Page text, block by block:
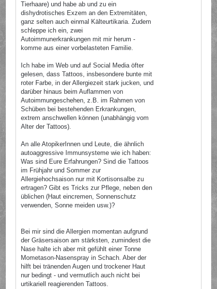
Tierhaare) und habe ab und zu ein
dishydrotisches Exzem an den Extremitäten,
ganz selten auch einmal Kälteurtikaria. Zudem
schleppe ich ein, zwei
Autoimmunerkrankungen mit mir herum -
komme aus einer vorbelasteten Familie.
Ich habe im Web und auf Social Media öfter
gelesen, dass Tattoos, insbesondere bunte mit
roter Farbe, in der Allergiezeit stark jucken, und
darüber hinaus beim Auflammen von
Autoimmungeschehen, z.B. im Rahmen von
Schüben bei bestehenden Erkrankungen,
extrem anschwellen können (unabhängig vom
Alter der Tattoos).
An alle AtopikerInnen und Leute, die ähnlich
autoaggressive Immunsysteme wie ich haben:
Was sind Eure Erfahrungen? Sind die Tattoos
im Frühjahr und Sommer zur
Allergiehochsaison nur mit Kortisonsalbe zu
ertragen? Gibt es Tricks zur Pflege, neben den
üblichen (Haut eincremen, Sonnenschutz
verwenden, Sonne meiden usw.)?
Bei mir sind die Allergien momentan aufgrund
der Gräsersaison am stärksten, zumindest die
Nase halte ich aber mit gefühlt einer Tonne
Mometason-Nasenspray in Schach. Aber der
hilft bei tränenden Augen und trockener Haut
nur bedingt - und vermutlich auch nicht bei
urtikariell reagierenden Tattoos.